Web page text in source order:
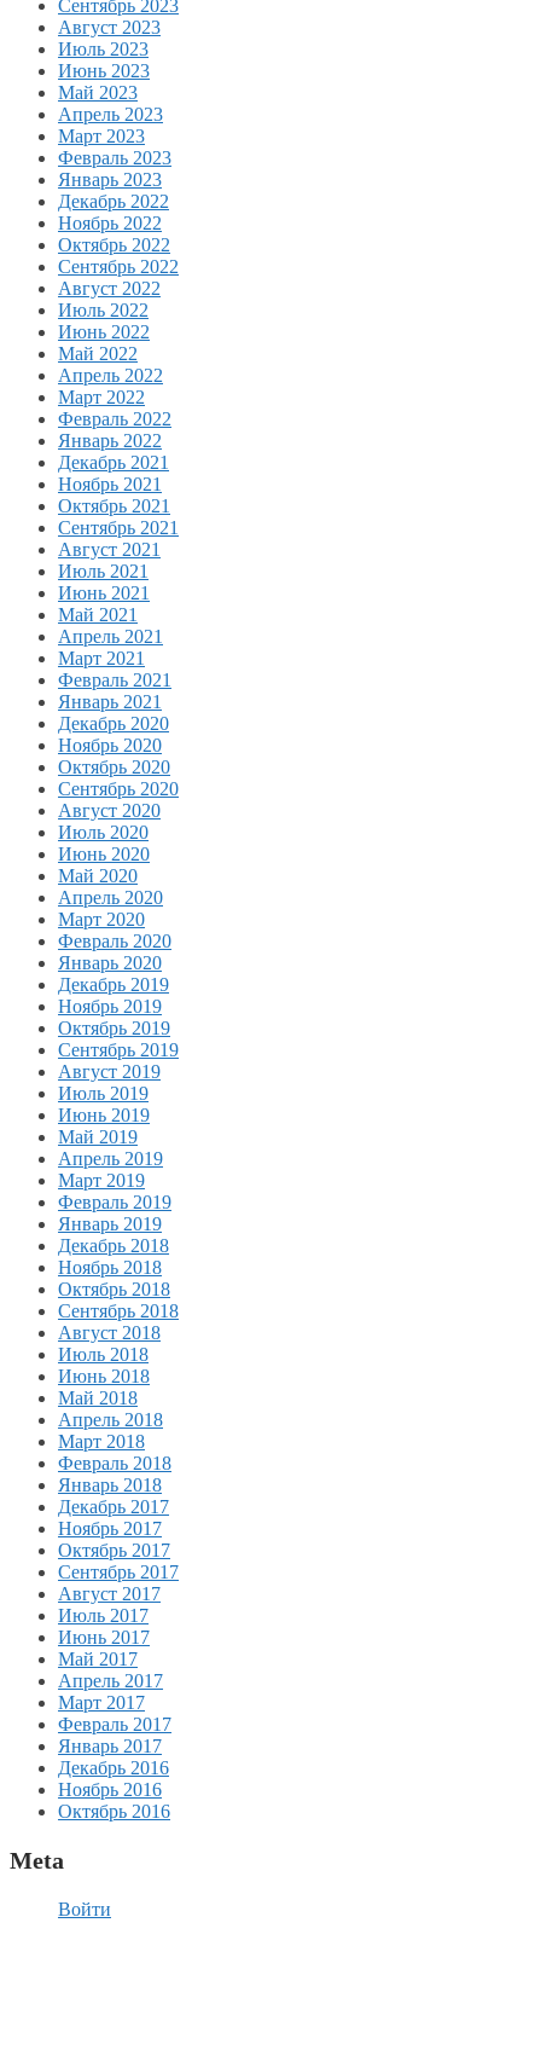
Сентябрь 2023
Август 2023
Июль 2023
Июнь 2023
Май 2023
Апрель 2023
Март 2023
Февраль 2023
Январь 2023
Декабрь 2022
Ноябрь 2022
Октябрь 2022
Сентябрь 2022
Август 2022
Июль 2022
Июнь 2022
Май 2022
Апрель 2022
Март 2022
Февраль 2022
Январь 2022
Декабрь 2021
Ноябрь 2021
Октябрь 2021
Сентябрь 2021
Август 2021
Июль 2021
Июнь 2021
Май 2021
Апрель 2021
Март 2021
Февраль 2021
Январь 2021
Декабрь 2020
Ноябрь 2020
Октябрь 2020
Сентябрь 2020
Август 2020
Июль 2020
Июнь 2020
Май 2020
Апрель 2020
Март 2020
Февраль 2020
Январь 2020
Декабрь 2019
Ноябрь 2019
Октябрь 2019
Сентябрь 2019
Август 2019
Июль 2019
Июнь 2019
Май 2019
Апрель 2019
Март 2019
Февраль 2019
Январь 2019
Декабрь 2018
Ноябрь 2018
Октябрь 2018
Сентябрь 2018
Август 2018
Июль 2018
Июнь 2018
Май 2018
Апрель 2018
Март 2018
Февраль 2018
Январь 2018
Декабрь 2017
Ноябрь 2017
Октябрь 2017
Сентябрь 2017
Август 2017
Июль 2017
Июнь 2017
Май 2017
Апрель 2017
Март 2017
Февраль 2017
Январь 2017
Декабрь 2016
Ноябрь 2016
Октябрь 2016
Meta
Войти